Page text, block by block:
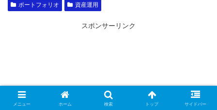
ポートフォリオ 資産運用
スポンサーリンク
メニュー ホーム 検索 トップ サイドバー